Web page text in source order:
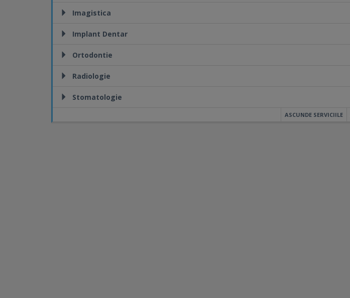
Imagistica
Implant Dentar
Ortodontie
Radiologie
Stomatologie
ASCUNDE SERVICIILE